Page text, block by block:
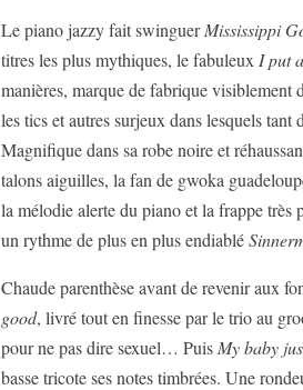
Le piano jazzy fait swinguerMississippi
titres les plus mythiques, le fabuleux I put
manières, marque de fabrique
les tics et autres surjeux dans lesquels
Magnifique dans sa robe noire et
talons aiguilles, la fan de gwoka
la mélodie alerte du piano et la frappe très
un rythme de plus en plus endiablé
Chaude parenthèse avant de revenir aux
good, livré tout en finesse par le trio au
pour ne pas dire sexuel… Puis My baby
basse tricote ses notes timbrées. Une